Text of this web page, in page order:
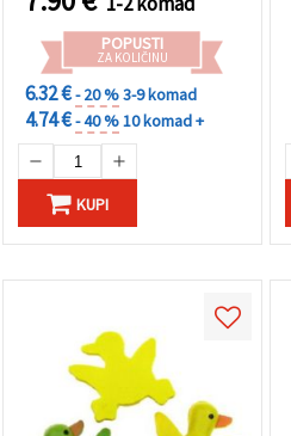
POPUSTI
ZA KOLIČINU
6.32 €- 20 %3-9 komad
4.74 €- 40 %10 komad +
KUPI